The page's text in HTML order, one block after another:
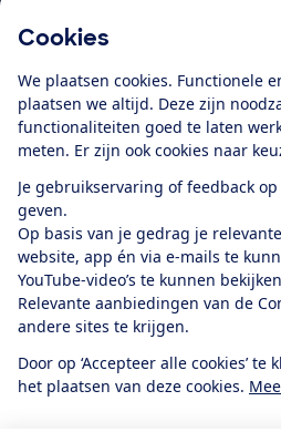
Cookies
We plaatsen cookies. Functionele
plaatsen we altijd. Deze zijn
functionaliteiten goed te laten
meten. Er zijn ook cookies naar
Je gebruikservaring of feedback
geven.
Op basis van je gedrag je
website, app én via e-mails te
YouTube-video’s te kunnen
Relevante aanbiedingen van de
andere sites te krijgen.
Door op ‘Accepteer alle cookies’
het plaatsen van deze cookies.
privacyverklaring
E-mailadres
Ik meld me aan
Service & Contact
Over ons